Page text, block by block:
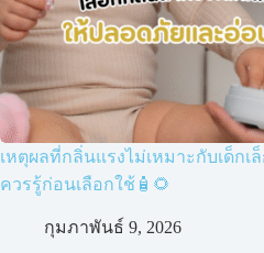
เหตุผลที่กลิ่นแรงไม่เหมาะกับเด็ก
ควรรู้ก่อนเลือกใช้🧴🌻
กุมภาพันธ์ 9, 2026